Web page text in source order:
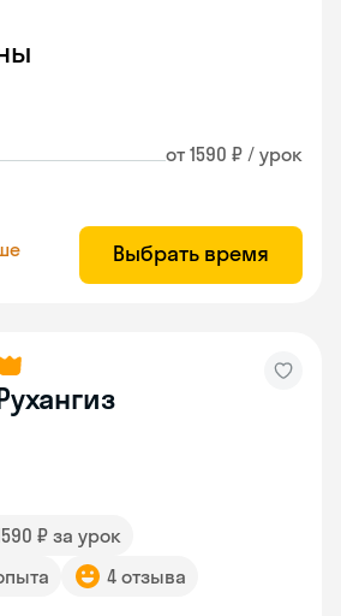
от 1590 ₽ / урок
Выбрать время
₽ за урок
4 отзыва